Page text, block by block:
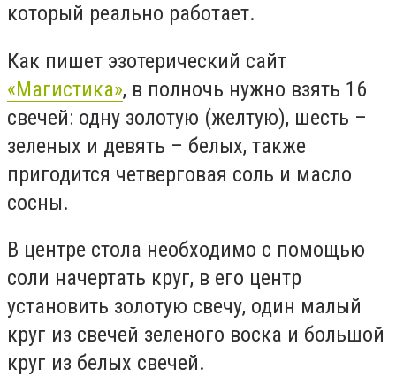
который реально работает.
Как пишет эзотерический сайт
«Магистика», в полночь нужно взять 16
свечей: одну золотую (желтую), шесть –
зеленых и девять – белых, также
пригодится четверговая соль и масло
сосны.
В центре стола необходимо с помощью
соли начертать круг, в его центр
установить золотую свечу, один малый
круг из свечей зеленого воска и большой
круг из белых свечей.